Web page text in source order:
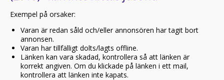
Exempel på orsaker:
Varan är redan såld och/eller annonsören har tagit bort
annonsen.
Varan har tillfälligt dolts/lagts offline.
Länken kan vara skadad, kontrollera så att länken är
korrekt angiven. Om du klickade på länken i ett mail,
kontrollera att länken inte kapats.